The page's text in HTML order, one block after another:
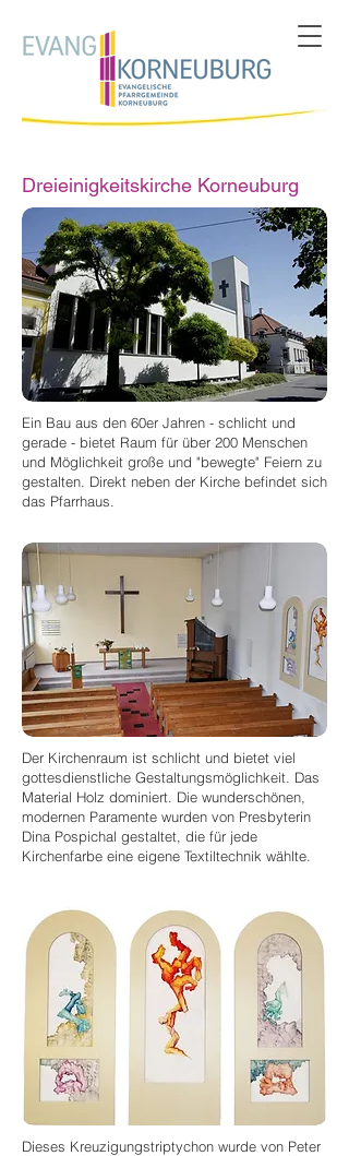
Dreieinigkeitskirche Korneuburg
Ein Bau aus den 60er Jahren - schlicht und
gerade - bietet Raum für über 200 Menschen
und Möglichkeit große und "bewegte" Feiern zu
gestalten. Direkt neben der Kirche befindet sich
das Pfarrhaus.
Der Kirchenraum ist schlicht und bietet viel
gottesdienstliche Gestaltungsmöglichkeit. Das
Material Holz dominiert. Die wunderschönen,
modernen Paramente wurden von Presbyterin
Dina Pospichal gestaltet, die für jede
Kirchenfarbe eine eigene Textiltechnik wählte.
Dieses Kreuzigungstriptychon wurde von Peter